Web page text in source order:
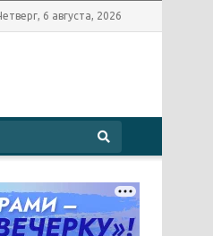
6 августа, 2026